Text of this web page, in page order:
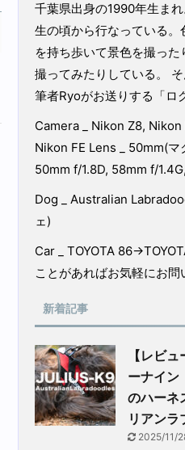
千葉県出身の1990年生ま
生の頃から行なっている。
を持ち歩いて景色を撮った
撮ってみたりしている。
筆者Ryoがお送りする「ロ
Camera _ Nikon Z8,
Nikon FE Lens _ 50mm(
50mm f/1.8D, 58mm f/
Dog _ Australian
ェ)
Car _ TOYOTA
ことがあればお気軽にお問
新着記事
【レビ
ーナイン
のハーネ
リアンラ
2025/11/